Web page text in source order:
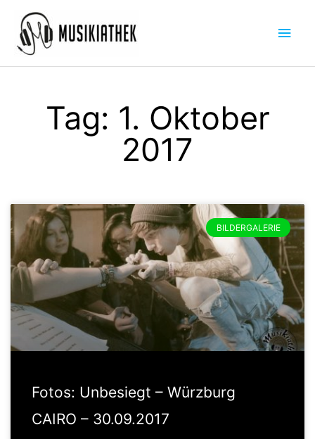
Inhalt
springen
Tag: 1. Oktober
2017
BILDERGALERIE
Fotos: Unbesiegt – Würzburg
CAIRO – 30.09.2017